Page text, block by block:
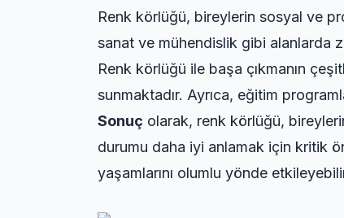
Renk körlüğü, bireylerin sosyal ve
sanat ve mühendislik gibi alanlarda
Renk körlüğü ile başa çıkmanın
sunmaktadır. Ayrıca, eğitim
Sonuç olarak, renk körlüğü,
durumu daha iyi anlamak için kritik
yaşamlarını olumlu yönde